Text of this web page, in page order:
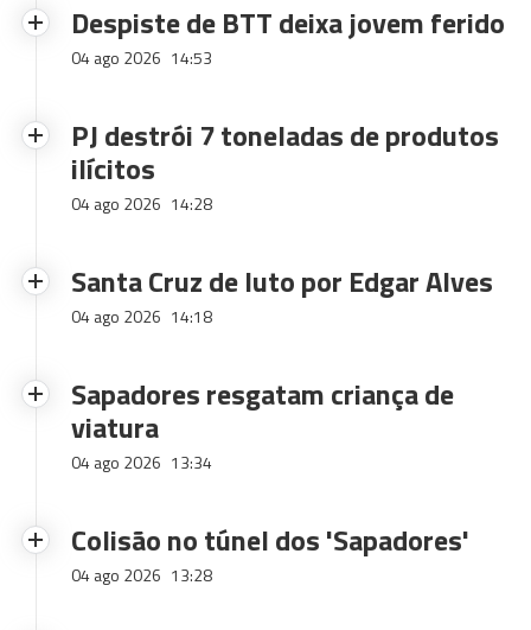
Despiste de BTT deixa jovem ferido
04 ago 2026 14:53
PJ destrói 7 toneladas de produtos
ilícitos
04 ago 2026 14:28
Santa Cruz de luto por Edgar Alves
04 ago 2026 14:18
Sapadores resgatam criança de
viatura
04 ago 2026 13:34
Colisão no túnel dos 'Sapadores'
04 ago 2026 13:28